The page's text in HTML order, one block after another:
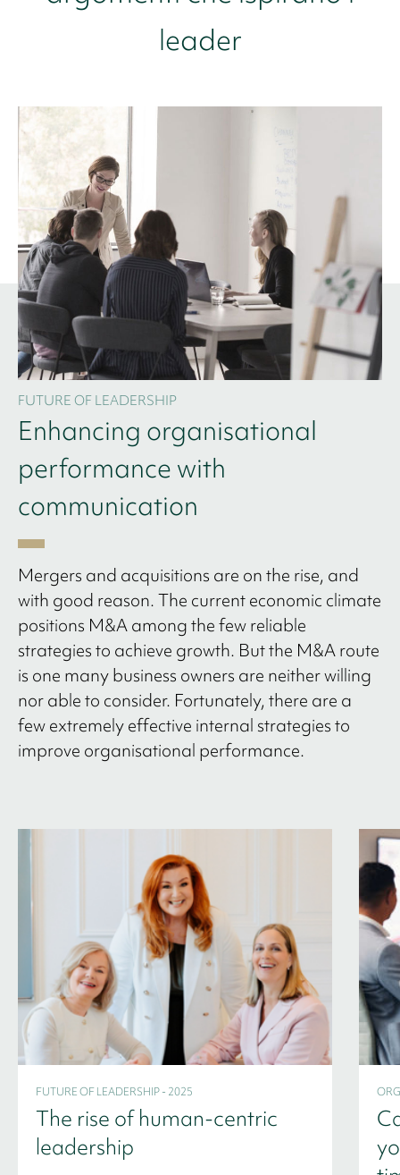
leader
FUTURE OF LEADERSHIP
Enhancing organisational
performance with
communication
Mergers and acquisitions are on the rise, and
with good reason. The current economic climate
positions M&A among the few reliable
strategies to achieve growth. But the M&A route
is one many business owners are neither willing
nor able to consider. Fortunately, there are a
few extremely effective internal strategies to
improve organisational performance.
FUTURE OF LEADERSHIP - 2025
The rise of human-centric
leadership